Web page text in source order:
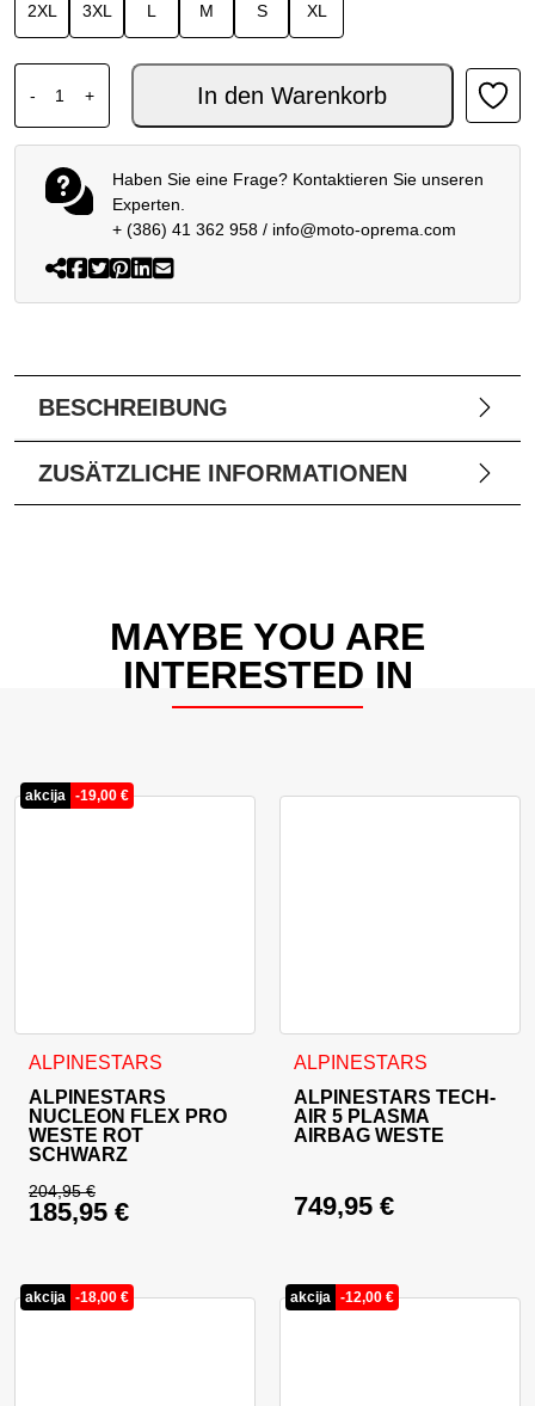
2XL 3XL L M S XL
-
SPIDI TOURING REGEN KIT Menge
+ In den Warenkorb
Haben Sie eine Frage? Kontaktieren Sie unseren
Experten.
+ (386) 41 362 958/ info@moto-oprema.com
BESCHREIBUNG
ZUSÄTZLICHE INFORMATIONEN
MAYBE YOU ARE
INTERESTED IN
akcija -19,00 €
ALPINESTARS
ALPINESTARS
NUCLEON FLEX PRO
WESTE ROT
SCHWARZ
204,95€
Ursprünglicher Preis war: 204,95 €
185,95 €
Dieses Produkt weist mehrere Varianten auf. Die Optionen
ALPINESTARS
ALPINESTARS TECH-
AIR 5 PLASMA
AIRBAG WESTE
749,95 €
Dieses Produkt weist
akcija -18,00 € akcija -12,00 €